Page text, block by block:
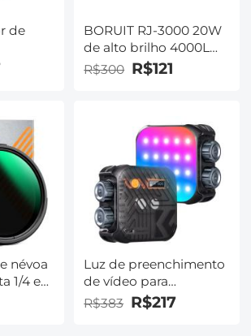
de
mm a
BORUIT RJ-3000 20W
de alto brilho 4000LM
3LED luz branca farol
esportivo preto
R$300 R$121
névoa
1/4 e
5
Luz de preenchimento
de vídeo para
fotografia colorida
R$383 R$217